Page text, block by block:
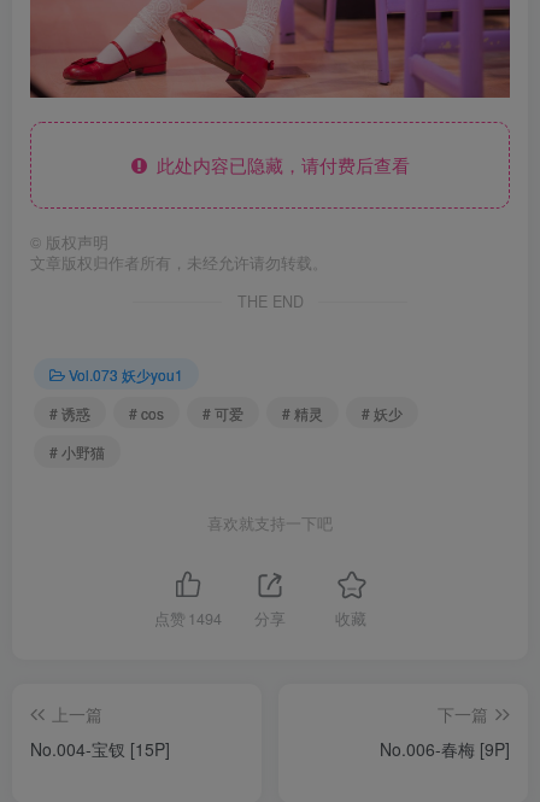
此处内容已隐藏，请付费后查看
© 版权声明
文章版权归作者所有，未经允许请勿转载。
THE END
Vol.073 妖少you1
# 诱惑
# cos # 可爱 # 精灵
# 妖少
# 小野猫
喜欢就支持一下吧
点赞 1494 分享 收藏
上一篇
No.004-宝钗 [15P]
下一篇
No.006-春梅 [9P]